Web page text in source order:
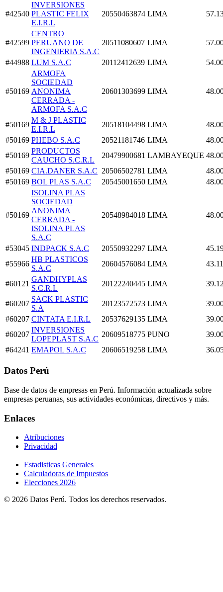
#42540
INVERSIONES
PLASTIC FELIX
E.I.R.L
20550463874 LIMA
#42599
CENTRO
PERUANO DE
INGENIERIA S.A.C
20511080607 LIMA
#44988 LUM S.A.C 20112412639 LIMA
#50169
ARMOFA
SOCIEDAD
ANONIMA
CERRADA -
ARMOFA S.A.C
20601303699 LIMA
#50169
M & J PLASTIC
E.I.R.L
20518104498 LIMA
#50169 PHEBO S.A.C 20521181746 LIMA
#50169
PRODUCTOS
CAUCHO S.C.R.L
20479900681 LAMBAYEQUE
#50169 CIA.DANER S.A.C 20506502781 LIMA
#50169 BOL PLAS S.A.C 20545001650 LIMA
#50169
ISOLINA PLAS
SOCIEDAD
ANONIMA
CERRADA -
ISOLINA PLAS
S.A.C
20548984018 LIMA
#53045 INDPACK S.A.C 20550932297 LIMA
#55966
HB PLASTICOS
S.A.C
20604576084 LIMA 43.11
#60121
GANDHYPLAS
S.C.R.L
20122240445 LIMA
#60207
SACK PLASTIC
S.A
20123572573 LIMA
#60207 CINTATA E.I.R.L 20537629135 LIMA
#60207
INVERSIONES
LOPEPLAST S.A.C
20609518775 PUNO
#64241 EMAPOL S.A.C 20606519258 LIMA
Datos Perú
Base de datos de empresas en Perú. Información actualizada sobre
empresas peruanas, sus actividades económicas, directivos y más.
Enlaces
Atribuciones
Privacidad
Estadisticas Generales
Calculadoras de Impuestos
Elecciones 2026
© 2026 Datos Perú. Todos los derechos reservados.